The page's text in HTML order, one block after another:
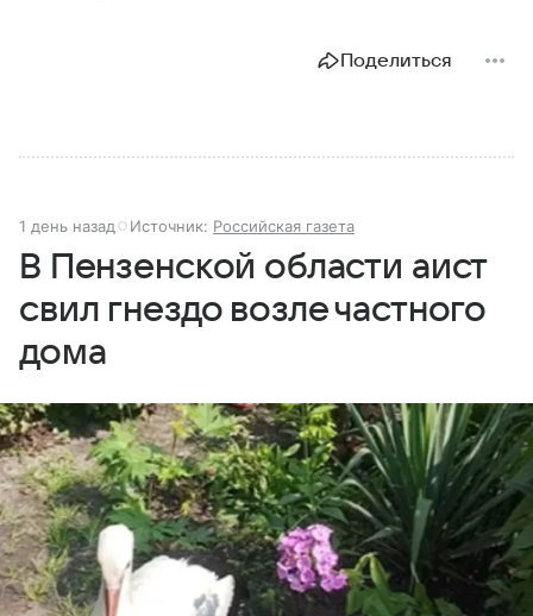
Поделиться
1 день назад Источник: Российская газета
В Пензенской области аист
свил гнездо возле частного
дома